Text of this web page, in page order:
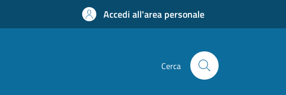
Accedi all'area personale
Cerca